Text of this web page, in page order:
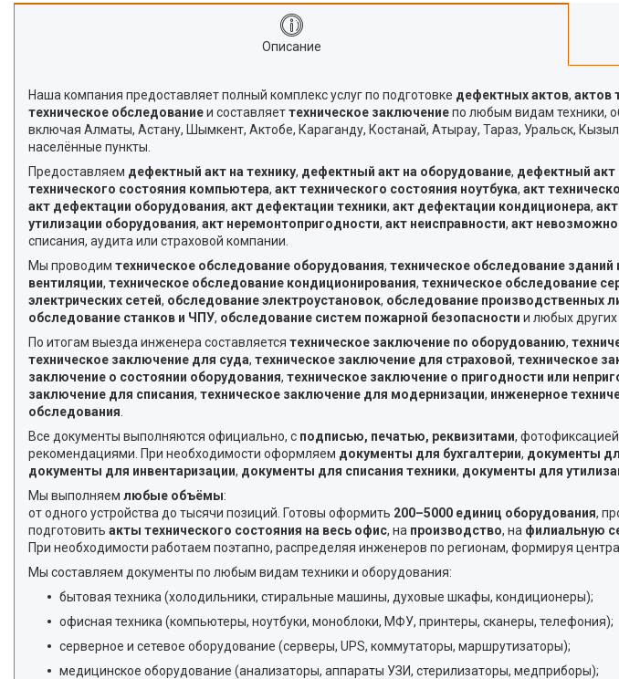
Описание
Наша компания предоставляет полный комплекс услуг по подготовке дефектных актов, актов
техническое обследованиеи составляеттехническое заключениепо любым видам техники,
включая Алматы, Астану, Шымкент, Актобе, Караганду, Костанай, Атырау, Тараз, Уральск,
населённые пункты.
Предоставляем дефектный акт на технику, дефектный акт на оборудование, дефектный акт
технического состояния компьютера, акт технического состояния ноутбука, акт
акт дефектации оборудования, акт дефектации техники, акт дефектации кондиционера,
утилизации оборудования, акт неремонтопригодности, акт неисправности, акт
списания, аудита или страховой компании.
Мы проводим техническое обследование оборудования, техническое обследование зданий
вентиляции, техническое обследование кондиционирования, техническое обследование
электрических сетей, обследование электроустановок, обследование производственных
обследование станков и ЧПУ, обследование систем пожарной безопасности и любых других
По итогам выезда инженера составляется техническое заключение по оборудованию,
техническое заключение для суда, техническое заключение для страховой, техническое
заключение о состоянии оборудования, техническое заключение о пригодности или
заключение для списания, техническое заключение для модернизации, инженерное
обследования
Все документы выполняются официально, с подписью, печатью, реквизитами,
рекомендациями. При необходимости оформляем документы для бухгалтерии, документы
документы для инвентаризации, документы для списания техники, документы для
Мы выполняем любые объёмы:
от одного устройства до тысячи позиций. Готовы оформить 200–5000 единиц оборудования,
подготовить акты технического состояния на весь офис, на производство, на филиальную
При необходимости работаем поэтапно, распределяя инженеров по регионам, формируя
Мы составляем документы по любым видам техники и оборудования:
бытовая техника (холодильники, стиральные машины, духовые шкафы, кондиционеры);
офисная техника (компьютеры, ноутбуки, моноблоки, МФУ, принтеры, сканеры, телефония);
серверное и сетевое оборудование (серверы, UPS, коммутаторы, маршрутизаторы);
медицинское оборудование (анализаторы, аппараты УЗИ, стерилизаторы, медприборы);